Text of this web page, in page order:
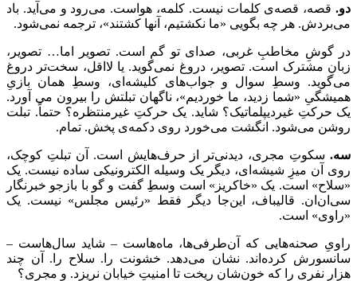
دو. قصه، قصه‌ی کلمات نیست. کلمه، هواست. می‌رود و می‌آید. باد
می‌بردش. هر چه بگویی «ما نکشتیم، آنها کشتند»، ترجمه نمی‌شود.
در گوشِ مخاطبِ غربی، صدای تو گم است. تصویر اما… تصویر،
زبانِ مشترک است. تصویر، دروغ نمی‌گوید. یا لااقل، سخت‌تر دروغ
می‌گوید. وسطِ سوال و جواب‌های کلیشه‌ای، وسطِ همان بازیِ
همیشگیِ «شما زدید، ما خوردیم»، ناگهان تبلتش را بیرون می آورد.
یک حرکتِ غیردیپلماتیک؟ شاید. یک حرکتِ غیرمنتظره؟ حتماً. تبلت
روشن می‌شود. انگشت می‌خورد روی دکمه‌ی پخش. تمام.
سه. سکوتِ مجری، دیدنی‌تر از حرف‌هایش است. آن تبلتِ کوچک،
روی آن میزِ شیشه‌ای، دیگر یک وسیله الکترونیکی ساده نیست. یک
«سلاح» است. یک «خاکریز» است وسطِ گفت و گو با بازجو خبرنگار
سی‌ان‌ان. قالیباف، این‌جا دیگر فقط «رئیس مجلس» نیست. یک
«راوی» است.
راویِ صحنه‌هایی که آن‌طرفی‌ها، ماه‌هاست – شاید سال‌هاست –
سانسورش کرده‌اند. نشان می‌دهد. خشونت را. سلاح را. آن چند
هزار نفری را که خون‌شان ریخت تا امنیتِ خیابان نریزد. و مجری؟